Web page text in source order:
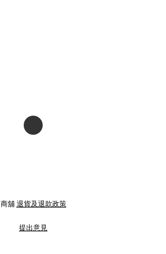
商舖 退貨及退款政策
提出意見